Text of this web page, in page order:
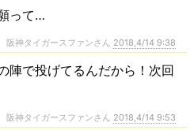
って…
阪神タイガースファンさん 2018,4/14 9:38
陣で投げてるんだから！次回
阪神タイガースファンさん 2018,4/14 9:53